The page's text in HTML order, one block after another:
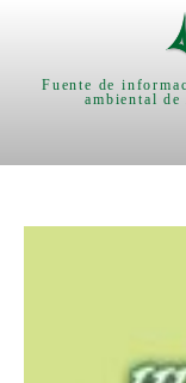
Fuente de
ambiental